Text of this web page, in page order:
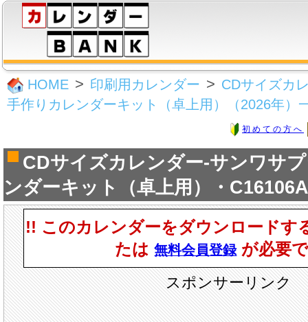
HOME 印刷用カレンダー
CDサイズカ
手作りカレンダーキット（卓上用）（2026年）
初めての方へ
CDサイズカレンダー-サンワサ
ンダーキット（卓上用）・
!! このカレンダーをダウンロードす
たは無料会員登録が必要
スポンサーリンク